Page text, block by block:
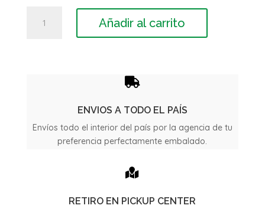
Parabrisas
Añadir al carrito

ENVIOS A TODO EL PAÍS
Envíos todo el interior del país por la agencia de tu
preferencia perfectamente embalado.

RETIRO EN PICKUP CENTER